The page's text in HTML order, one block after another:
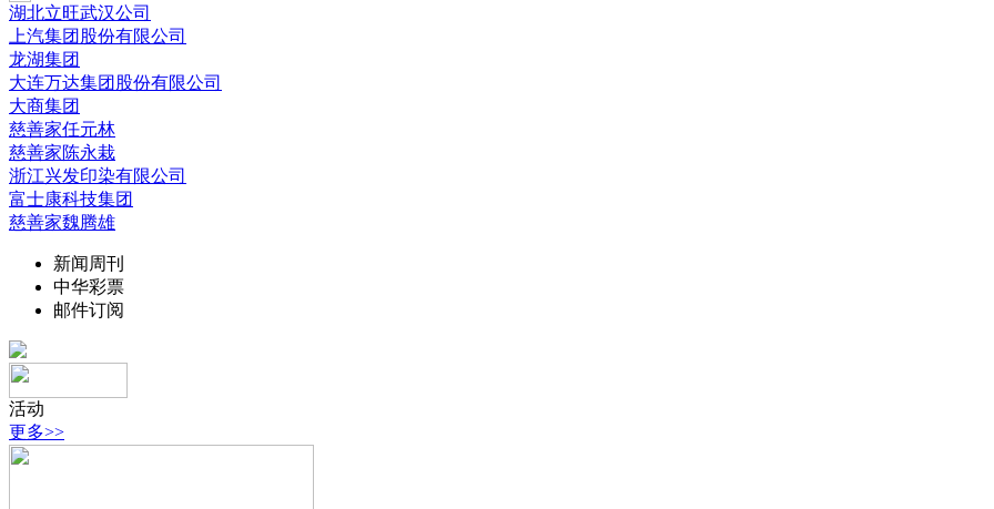
湖北立旺武汉公司
上汽集团股份有限公司
龙湖集团
大连万达集团股份有限公司
大商集团
慈善家任元林
慈善家陈永栽
浙江兴发印染有限公司
富士康科技集团
慈善家魏腾雄
新闻周刊
中华彩票
邮件订阅
活动
更多>>